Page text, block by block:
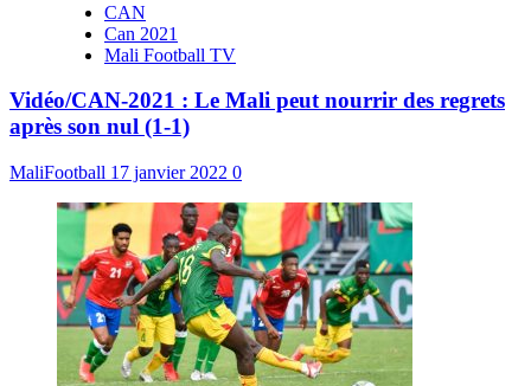
CAN
Can 2021
Mali Football TV
Vidéo/CAN-2021 : Le Mali peut nourrir des regrets
après son nul (1-1)
MaliFootball 17 janvier 2022 0